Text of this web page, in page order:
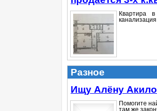
Квартира
Разное
Ищу Алёну
Помогите
там же